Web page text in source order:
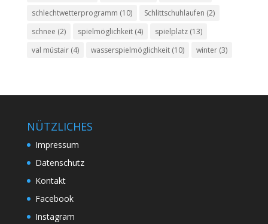
schlechtwetterprogramm (10) Schlittschuhlaufen (2)
schnee (2) spielmöglichkeit(4) spielplatz(13)
val müstair(4) wasserspielmöglichkeit(10) winter(3)
NÜTZLICHES
Impressum
Datenschutz
Kontakt
Facebook
Instagram